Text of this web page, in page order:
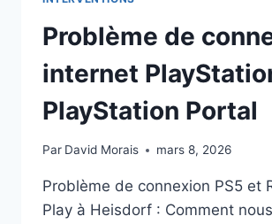
Problème de
internet
PlayStation Portal
Par David Morais mars 8, 2026
Problème de connexion PS5 et
Play à Heisdorf : Comment